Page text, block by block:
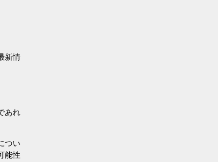
新情
あれ
つい
能性